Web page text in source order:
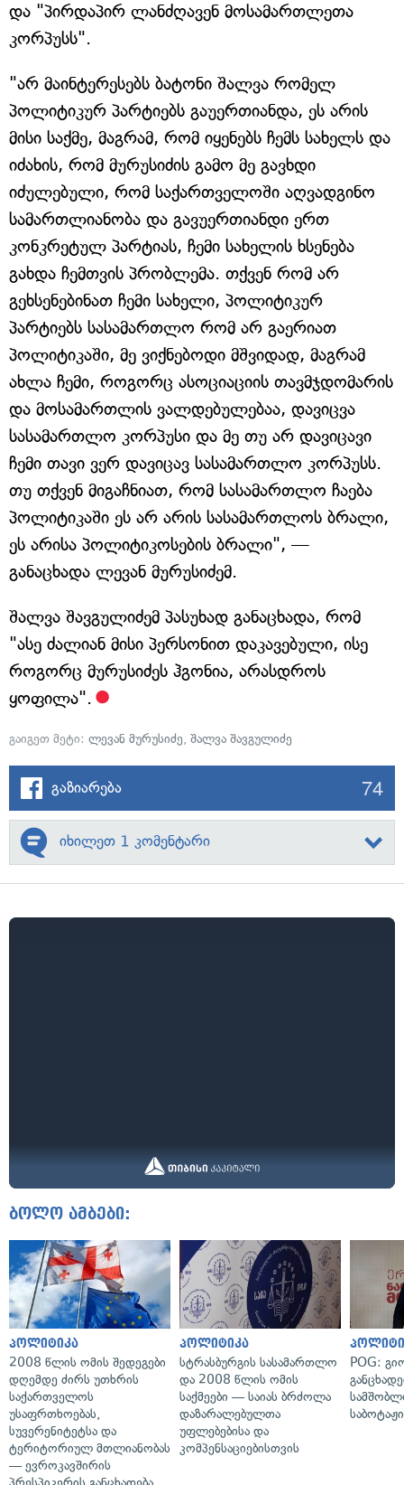
და "პირდაპირ ლანძღავენ მოსამართლეთა
კორპუსს".
"არ მაინტერესებს ბატონი შალვა რომელ
პოლიტიკურ პარტიებს გაუერთიანდა, ეს არის
მისი საქმე, მაგრამ, რომ იყენებს ჩემს სახელს და
იძახის, რომ მურუსიძის გამო მე გავხდი
იძულებული, რომ საქართველოში აღვადგინო
სამართლიანობა და გავუერთიანდი ერთ
კონკრეტულ პარტიას, ჩემი სახელის ხსენება
გახდა ჩემთვის პრობლემა. თქვენ რომ არ
გეხსენებინათ ჩემი სახელი, პოლიტიკურ
პარტიებს სასამართლო რომ არ გაერიათ
პოლიტიკაში, მე ვიქნებოდი მშვიდად, მაგრამ
ახლა ჩემი, როგორც ასოციაციის თავმჯდომარის
და მოსამართლის ვალდებულებაა, დავიცვა
სასამართლო კორპუსი და მე თუ არ დავიცავი
ჩემი თავი ვერ დავიცავ სასამართლო კორპუსს.
თუ თქვენ მიგაჩნიათ, რომ სასამართლო ჩაება
პოლიტიკაში ეს არ არის სასამართლოს ბრალი,
ეს არისა პოლიტიკოსების ბრალი", —
განაცხადა ლევან მურუსიძემ.
შალვა შავგულიძემ პასუხად განაცხადა, რომ
"ასე ძალიან მისი პერსონით დაკავებული, ისე
როგორც მურუსიძეს ჰგონია, არასდროს
ყოფილა".
გაიგეთ მეტი: ლევან მურუსიძე, შალვა შავგულიძე
გაზიარება 74
იხილეთ 1 კომენტარი
ბოლო ამბები:
პოლიტიკა
2008 წლის ომის შედეგები
დღემდე ძირს უთხრის
საქართველოს
უსაფრთხოებას,
სუვერენიტეტსა და
ტერიტორიულ მთლიანობას
— ევროკავშირის
პოლიტიკა
სტრასბურგის სასამართლო
და 2008 წლის ომის
საქმეები — საიას ბრძოლა
დაზარალებულთა
უფლებებისა და
კომპენსაციებისთვის
POG: